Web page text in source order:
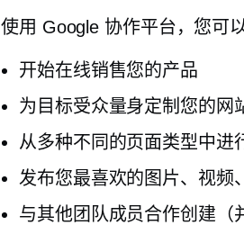
使用 Google 协作平台，您可以
开始在线销售您的产品
为目标受众量身定制您的网
从多种不同的页面类型中进
发布您最喜欢的图片、视频
与其他团队成员合作创建（